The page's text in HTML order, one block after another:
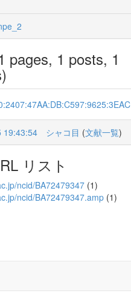
pages, 1 posts, 1
19:43:54 シャコ目 (文献一覧)
リスト
ncid/BA72479347 (1)
ncid/BA72479347.amp (1)